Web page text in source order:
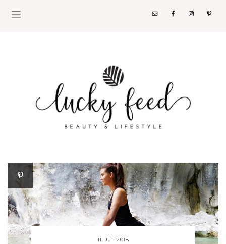
11. Juli 2018